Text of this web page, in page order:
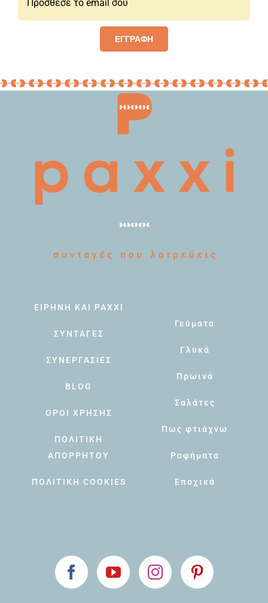
ΕΓΓΡΑΦΗ
ΕΙΡΗΝΗ ΚΑΙ PAXXI
ΣΥΝΤΑΓΕΣ
ΣΥΝΕΡΓΑΣΙΕΣ
BLOG
ΟΡΟΙ ΧΡΗΣΗΣ
ΠΟΛΙΤΙΚΗ
ΑΠΟΡΡΗΤΟΥ
ΠΟΛΙΤΙΚΗ COOKIES
Γεύματα
Γλυκά
Πρωινά
Σαλάτες
Πως φτιάχνω
Ροφήματα
Εποχικά